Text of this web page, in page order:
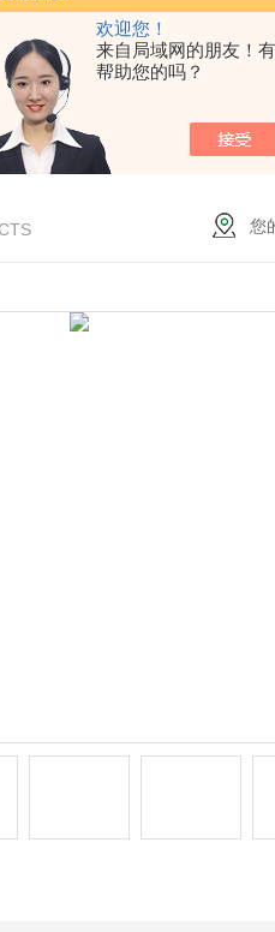
欢迎您！
来自局域网的朋友！
帮助您的吗？
周边传动半桥式刮泥机安装
您